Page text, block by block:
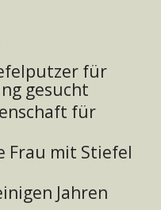
für
gesucht
für
Frau mit Stiefel
Jahren